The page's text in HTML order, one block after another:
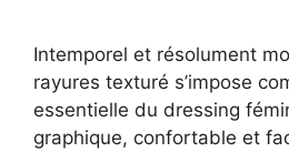
Intemporel et résolument
rayures texturé s’impose
essentielle du dressing
graphique, confortable et